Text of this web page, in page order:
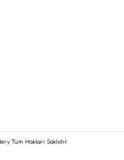
Tüm Hakları Saklıdır.